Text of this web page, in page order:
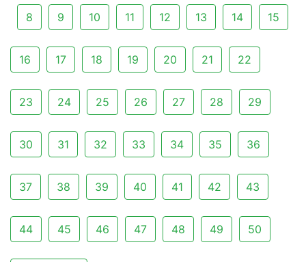
8 9 10 11 12 13 14 15
16 17 18 19 20 21 22
23 24 25 26 27 28 29
30 31 32 33 34 35 36
37 38 39 40 41 42 43
44 45 46 47 48 49 50